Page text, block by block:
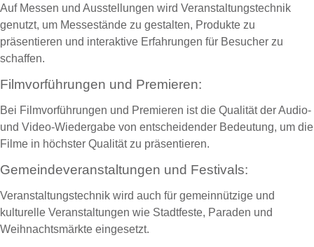
Auf Messen und Ausstellungen wird Veranstaltungstechnik
genutzt, um Messestände zu gestalten, Produkte zu
präsentieren und interaktive Erfahrungen für Besucher zu
schaffen.
Filmvorführungen und Premieren:
Bei Filmvorführungen und Premieren ist die Qualität der Audio-
und Video-Wiedergabe von entscheidender Bedeutung, um die
Filme in höchster Qualität zu präsentieren.
Gemeindeveranstaltungen und Festivals:
Veranstaltungstechnik wird auch für gemeinnützige und
kulturelle Veranstaltungen wie Stadtfeste, Paraden und
Weihnachtsmärkte eingesetzt.